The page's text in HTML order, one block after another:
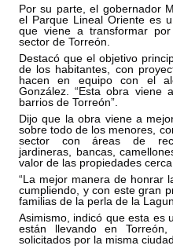
Por su parte, el gobernador
el Parque Lineal Oriente es
que viene a transformar
sector de Torreón.
Destacó que el objetivo
de los habitantes, con
hacen en equipo con el
González. “Esta obra viene
barrios de Torreón”.
Dijo que la obra viene a
sobre todo de los menores,
sector con áreas de
jardineras, bancas,
valor de las propiedades
“La mejor manera de honrar
cumpliendo, y con este gran
familias de la perla de la
Asimismo, indicó que esta es
están llevando en
solicitados por la misma